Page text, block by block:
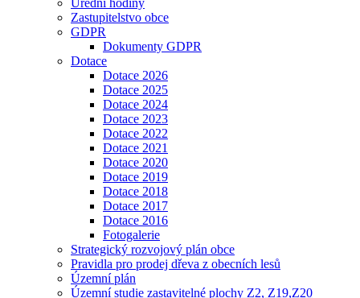
Úřední hodiny
Zastupitelstvo obce
GDPR
Dokumenty GDPR
Dotace
Dotace 2026
Dotace 2025
Dotace 2024
Dotace 2023
Dotace 2022
Dotace 2021
Dotace 2020
Dotace 2019
Dotace 2018
Dotace 2017
Dotace 2016
Fotogalerie
Strategický rozvojový plán obce
Pravidla pro prodej dřeva z obecních lesů
Územní plán
Územní studie zastavitelné plochy Z2, Z19,Z20